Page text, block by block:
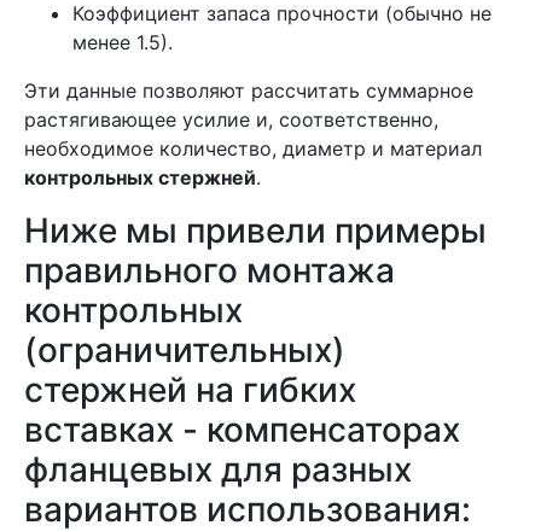
Коэффициент запаса прочности (обычно не
менее 1.5).
Эти данные позволяют рассчитать суммарное
растягивающее усилие и, соответственно,
необходимое количество, диаметр и материал
контрольных стержней.
Ниже мы привели примеры
правильного монтажа
контрольных
(ограничительных)
стержней на гибких
вставках - компенсаторах
фланцевых для разных
вариантов использования: